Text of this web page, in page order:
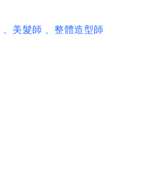
、美髮師 、整體造型師